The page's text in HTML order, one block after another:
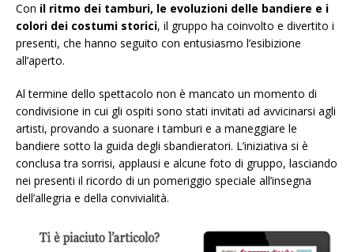
Con il ritmo dei tamburi, le evoluzioni delle bandiere e i
colori dei costumi storici, il gruppo ha coinvolto e divertito i
presenti, che hanno seguito con entusiasmo l’esibizione
all’aperto.
Al termine dello spettacolo non è mancato un momento di
condivisione in cui gli ospiti sono stati invitati ad avvicinarsi agli
artisti, provando a suonare i tamburi e a maneggiare le
bandiere sotto la guida degli sbandieratori. L’iniziativa si è
conclusa tra sorrisi, applausi e alcune foto di gruppo, lasciando
nei presenti il ricordo di un pomeriggio speciale all’insegna
dell’allegria e della convivialità.